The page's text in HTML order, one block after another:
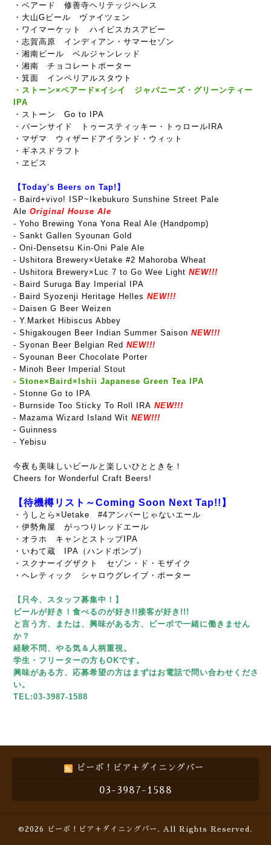
・ベアード 修善寺ヘリテッジヘレス
・大山Gビール ヴァイツェン
・ワイマーケット ハイビスカスアビー
・志賀高原 インディアン・サマーセゾン
・湘南ビール ベルジャンレッド
・湘南 チョコレートポーター
・箕面 インペリアルスタウト
・ストーン×ベアード×イシイ ジャパニーズ・グリーンティー
IPA
・ストーン Go to
IPA
・バーンサイド トゥースティッキー・トゥロールIRA
・マザマ ウィザードアイランド・ウィット
・ギネスドラフト
・ヱビス
【Today's Beers on Tap!】
- Baird+vivo! ISP~Ikebukuro Sunshine Street Pale
Ale Original House Ale
- Yoho Brewing Yona Yona Real Ale (Handpomp)
- Sankt Gallen Syounan Gold
- Oni-Densetsu Kin-Oni Pale Ale
- Ushitora Brewery×Uetake #2 Mahoroba Wheat
- Ushitora Brewery×Luc 7 to Go Wee Light NEW!!!
- Baird Suruga Bay Imperial IPA
- Baird Syozenji Heritage Helles NEW!!!
- Daisen G Beer Weizen
- Y.Market Hibiscus Abbey
- Shigakougen Beer Indian Summer Saison NEW!!!
- Syonan Beer Belgian Red NEW!!!
- Syounan Beer Chocolate Porter
- Minoh Beer Imperial Stout
- Stone×Baird×Ishii Japanese Green Tea IPA
- Stonne Go to
IPA
- Burnside Too Sticky To Roll IRA NEW!!!
- Mazama Wizard Island Wit NEW!!!
- Guinness
- Yebisu
今夜も美味しいビールと楽しいひとときを！
Cheers for Wonderful Craft Beers!
【待機樽リスト～Coming Soon Next Tap!!】
・うしとら×Uetake #4アンバーじゃないエール
・伊勢角屋 がっつりレッドエール
・オラホ キャンとストップIPA
・いわて蔵 IPA（ハンドポンプ）
・スクナーイグザクト セゾン・ド・モザイク
・ヘレティック シャロウグレイブ・ポーター
【只今、スタッフ募集中！】
ビールが好き！食べるのが好き!!接客が好き!!!
と言う方、または、興味がある方、ビーボで一緒に働きません
か？
経験不問、やる気＆人柄重視。
学生・フリーターの方もOKです。
興味がある方、応募希望の方はまずはお電話で問い合わせくださ
い。
TEL:03-3987-1588
ビーボ！ビア＋ダイニングバー
03-3987-1588
©2026 ビーボ！ビア＋ダイニングバー . All Rights Reserved.